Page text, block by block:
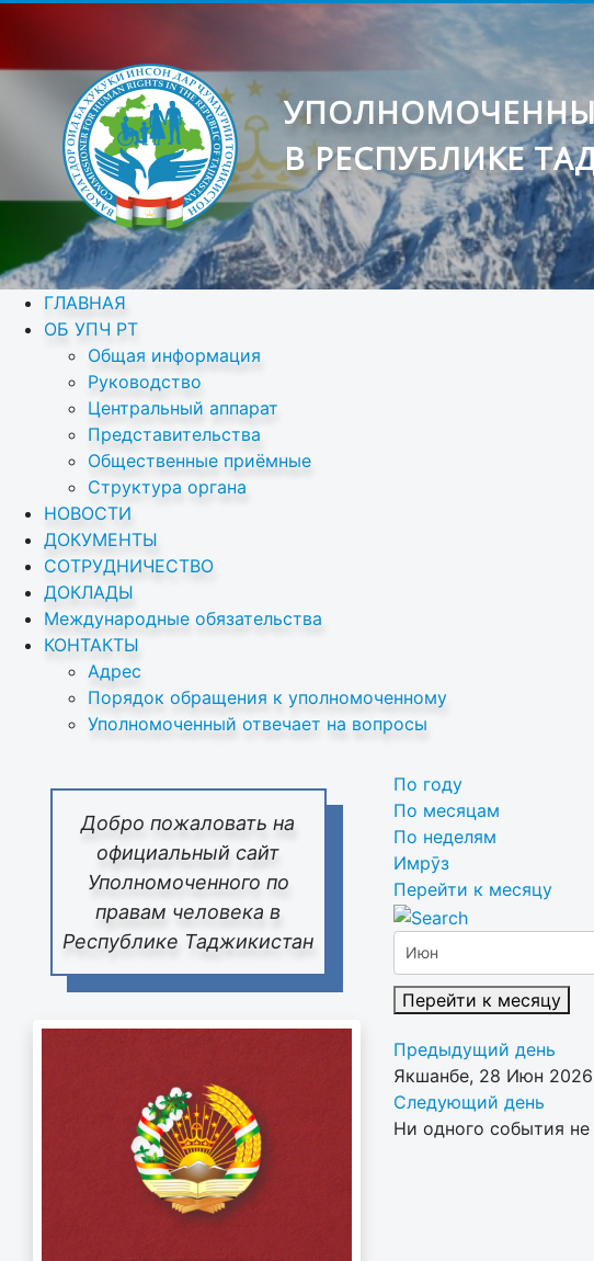
В РЕСПУБЛИКЕ
ГЛАВНАЯ
ОБ УПЧ РТ
Общая информация
Руководство
Центральный аппарат
Представительства
Общественные приёмные
Структура органа
НОВОСТИ
ДОКУМЕНТЫ
СОТРУДНИЧЕСТВО
ДОКЛАДЫ
Международные обязательства
КОНТАКТЫ
Адрес
Порядок обращения к уполномоченному
Уполномоченный отвечает на вопросы
Добро пожаловать на
официальный сайт
Уполномоченного по
правам человека в
Республике Таджикистан
По году
По месяцам
По неделям
Имрӯз
Перейти к месяцу
Перейти к месяцу
Предыдущий день
Якшанбе, 28 Июн 2026
Следующий день
Ни одного события не